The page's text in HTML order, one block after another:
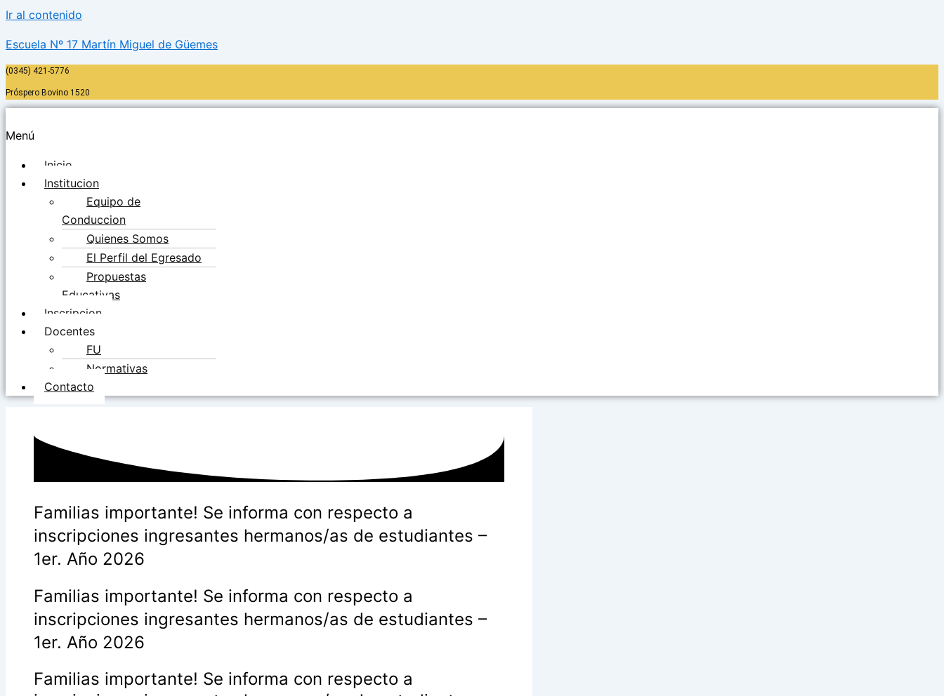
Ir al contenido
Escuela Nº 17 Martín Miguel de Güemes
(0345) 421-5776
Próspero Bovino 1520
Menú
Inicio
Institucion
Equipo de
Conduccion
Quienes Somos
El Perfil del Egresado
Propuestas
Educativas
Inscripcion
Docentes
FU
Normativas
Contacto
Familias importante! Se informa con respecto a
inscripciones ingresantes hermanos/as de estudiantes –
1er. Año 2026
Familias importante! Se informa con respecto a
inscripciones ingresantes hermanos/as de estudiantes –
1er. Año 2026
Familias importante! Se informa con respecto a